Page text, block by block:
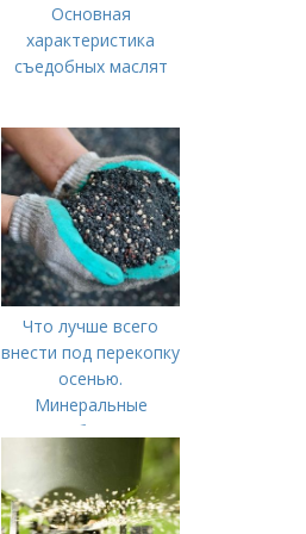
Основная
характеристика
съедобных маслят
Что лучше всего
внести под перекопку
осенью.
Минеральные
удобрения